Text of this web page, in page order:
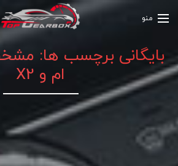
منو
بایگانی برچسب ها:
ام و X2